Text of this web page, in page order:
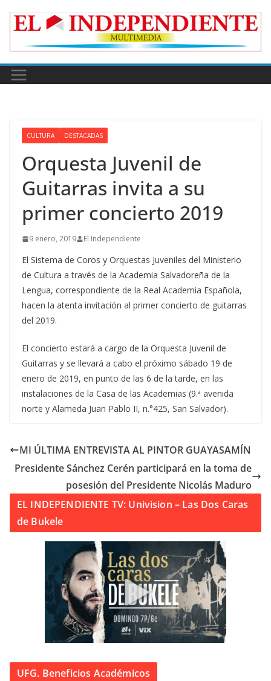
CULTURA DESTACADAS
Orquesta Juvenil de
Guitarras invita a su
primer concierto 2019
9 enero, 2019 El Independiente
El Sistema de Coros y Orquestas Juveniles del Ministerio
de Cultura a través de la Academia Salvadoreña de la
Lengua, correspondiente de la Real Academia Española,
hacen la atenta invitación al primer concierto de guitarras
del 2019.
El concierto estará a cargo de la Orquesta Juvenil de
Guitarras y se llevará a cabo el próximo sábado 19 de
enero de 2019, en punto de las 6 de la tarde, en las
instalaciones de la Casa de las Academias (9.ª avenida
norte y Alameda Juan Pablo II, n.°425, San Salvador).
MI ÚLTIMA ENTREVISTA AL PINTOR GUAYASAMÍN
Presidente Sánchez Cerén participará en la toma de
posesión del Presidente Nicolás Maduro
EL INDEPENDIENTE TV: Univision – Las Dos Caras
de Bukele
UFG. Beneficios Académicos